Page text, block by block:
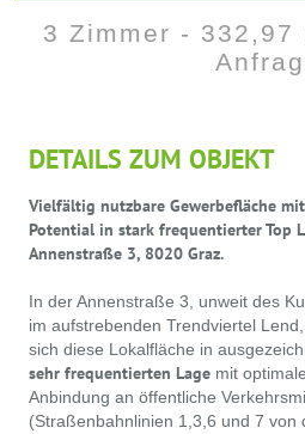
3 Zimmer - 332,97
DETAILS ZUM OBJEKT
Vielfältig nutzbare Gewerbefläche
Potential in stark frequentierter Top
Annenstraße 3, 8020 Graz.
In der Annenstraße 3, unweit des
im aufstrebenden Trendviertel
sich diese Lokalfläche in
sehr frequentierten Lage mit
Anbindung an öffentliche
(Straßenbahnlinien 1,3,6 und 7 von